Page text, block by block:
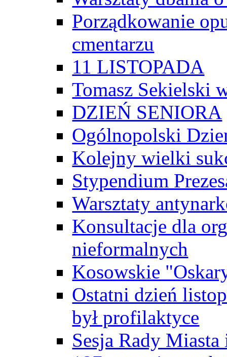
Porządkowanie
cmentarzu
11 LISTOPADA
Tomasz Sekielski
DZIEŃ SENIORA
Ogólnopolski
Kolejny wielki
Stypendium
Warsztaty
Konsultacje dla
nieformalnych
Kosowskie
Ostatni dzień
był profilaktyce
Sesja Rady